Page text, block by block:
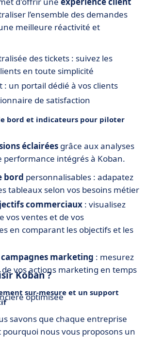
l’ensemble des demandes
meilleure réactivité et
des tickets : suivez les
en toute simplicité
: un portail dédié à vos clients
de satisfaction
bord et indicateurs pour piloter
éclairées grâce aux analyses
performance intégrés à Koban.
bord personnalisables : adapatez
tableaux selon vos besoins métier
commerciaux : visualisez
vos ventes et de vos
en comparant les objectifs et les
campagnes marketing : mesurez
vos actions marketing en temps
optimisée
Koban ?
sur-mesure et un support
savons que chaque entreprise
pourquoi nous vous proposons un